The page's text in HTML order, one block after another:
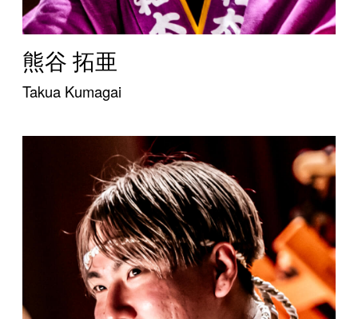
熊谷 拓亜
Takua Kumagai